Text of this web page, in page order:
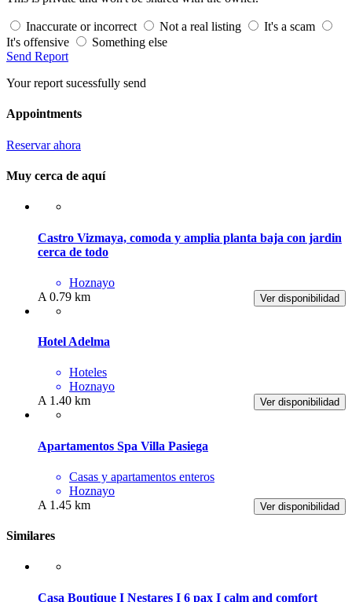
Inaccurate or incorrect Not a real listing
It's a scam
It's offensive
Something else
Send Report
Your report sucessfully send
Appointments
Reservar ahora
Muy cerca de aquí
Castro Vizmaya, comoda y amplia planta baja con jardin
cerca de todo
Hoznayo
Ver disponibilidad
A 0.79 km
Hotel Adelma
Hoteles
Hoznayo
Ver disponibilidad
A 1.40 km
Apartamentos Spa Villa Pasiega
Casas y apartamentos enteros
Hoznayo
Ver disponibilidad
A 1.45 km
Similares
Casa Boutique I Nestares I 6 pax I calm and comfort